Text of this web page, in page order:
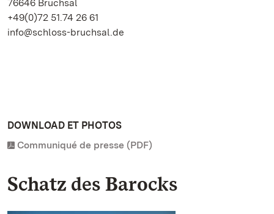
76646 Bruchsal
+49(0)72 51.74 26 61
info@schloss-bruchsal.de
DOWNLOAD ET PHOTOS
Communiqué de presse (PDF)
Schatz des Barocks